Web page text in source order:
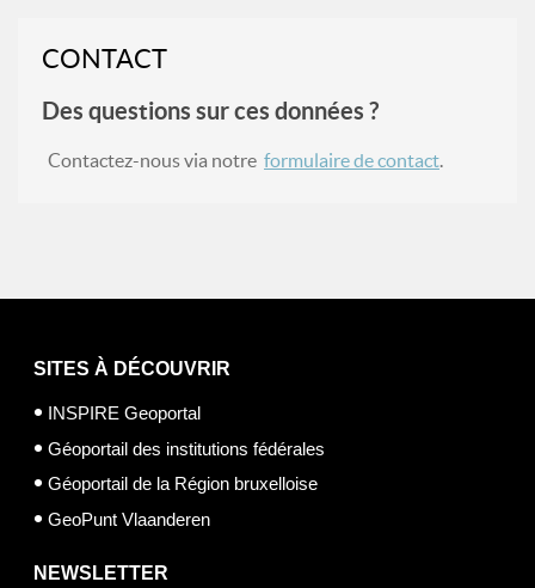
CONTACT
Des questions sur ces données ?
Contactez-nous via notre formulaire de contact.
SITES À DÉCOUVRIR
INSPIRE Geoportal
Géoportail des institutions fédérales
Géoportail de la Région bruxelloise
GeoPunt Vlaanderen
NEWSLETTER